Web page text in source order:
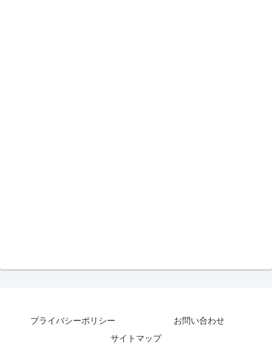
プライバシーポリシー
お問い合わせ
サイトマップ